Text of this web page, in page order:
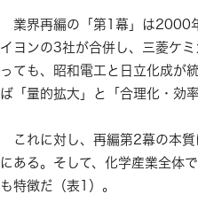
業界再編の「第1幕」は2000
イヨンの3社が合併し、三菱ケ
っても、昭和電工と日立化成が
ば「量的拡大」と「合理化・効
これに対し、再編第2幕の本質
にある。そして、化学産業全体
も特徴だ（表1）。